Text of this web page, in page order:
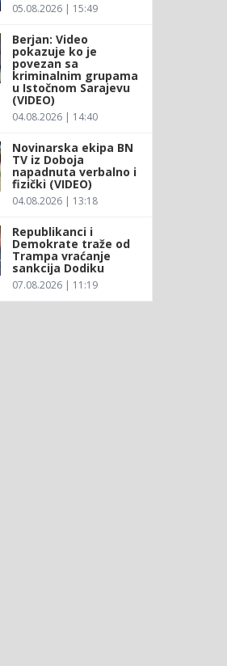
05.08.2026 | 15:49
Berjan: Video
pokazuje ko je
povezan sa
kriminalnim grupama
u Istočnom Sarajevu
(VIDEO)
04.08.2026 | 14:40
Novinarska ekipa BN
TV iz Doboja
napadnuta verbalno i
fizički (VIDEO)
04.08.2026 | 13:18
Republikanci i
Demokrate traže od
Trampa vraćanje
sankcija Dodiku
07.08.2026 | 11:19